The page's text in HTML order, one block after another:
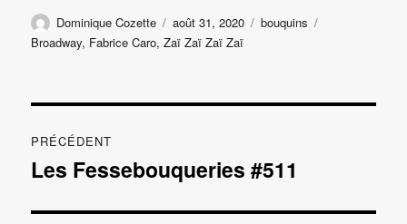
Auteur
Dominique Cozette
Publié
le
août 31, 2020 Catégories
bouquins
Broadway, Fabrice Caro,Zaï Zaï Zaï Zaï
de
PRÉCÉDENT
Publication
Les Fessebouqueries #511